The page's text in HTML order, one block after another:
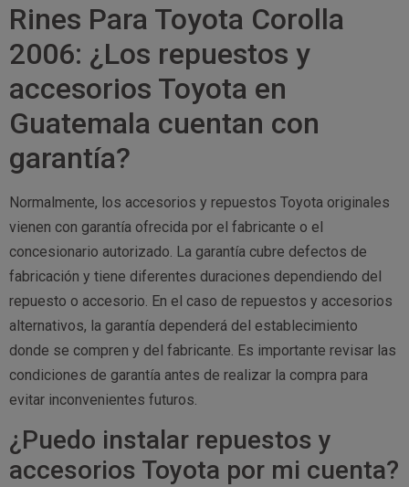
Rines Para Toyota Corolla
2006: ¿Los repuestos y
accesorios Toyota en
Guatemala cuentan con
garantía?
Normalmente, los accesorios y repuestos Toyota originales
vienen con garantía ofrecida por el fabricante o el
concesionario autorizado. La garantía cubre defectos de
fabricación y tiene diferentes duraciones dependiendo del
repuesto o accesorio. En el caso de repuestos y accesorios
alternativos, la garantía dependerá del establecimiento
donde se compren y del fabricante. Es importante revisar las
condiciones de garantía antes de realizar la compra para
evitar inconvenientes futuros.
¿Puedo instalar repuestos y
accesorios Toyota por mi cuenta?